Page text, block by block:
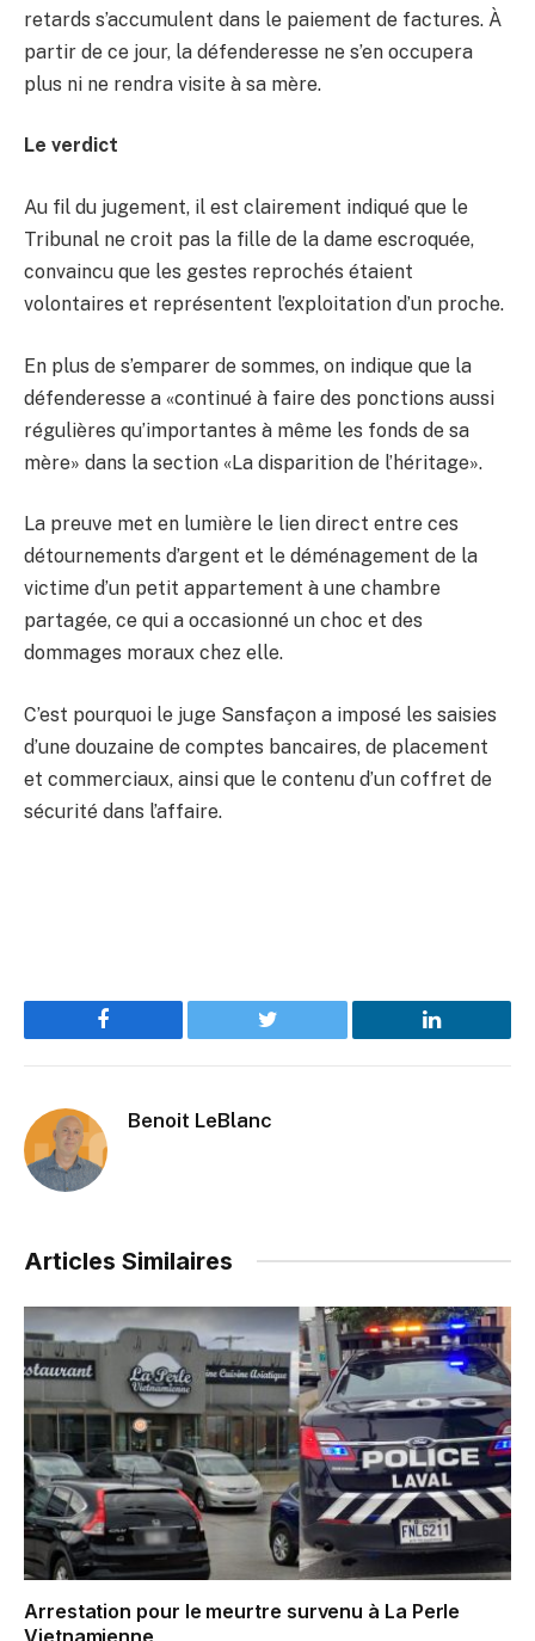
retards s’accumulent dans le paiement de factures. À
partir de ce jour, la défenderesse ne s’en occupera
plus ni ne rendra visite à sa mère.
Le verdict
Au fil du jugement, il est clairement indiqué que le
Tribunal ne croit pas la fille de la dame escroquée,
convaincu que les gestes reprochés étaient
volontaires et représentent l’exploitation d’un proche.
En plus de s’emparer de sommes, on indique que la
défenderesse a «continué à faire des ponctions aussi
régulières qu’importantes à même les fonds de sa
mère» dans la section «La disparition de l’héritage».
La preuve met en lumière le lien direct entre ces
détournements d’argent et le déménagement de la
victime d’un petit appartement à une chambre
partagée, ce qui a occasionné un choc et des
dommages moraux chez elle.
C’est pourquoi le juge Sansfaçon a imposé les saisies
d’une douzaine de comptes bancaires, de placement
et commerciaux, ainsi que le contenu d’un coffret de
sécurité dans l’affaire.
Facebook Twitter LinkedIn
Benoit LeBlanc
Articles Similaires
Arrestation pour le meurtre survenu à La Perle